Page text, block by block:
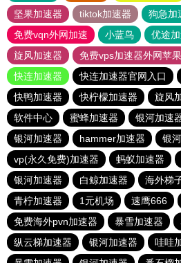
坚果加速器
tiktok加速器
狗急加
免费vqn外网加速
小蓝鸟 优途
旋风加速器
免费vps加速器外网苹
快连加速器
快连加速器官网入口
快鸭加速器
快柠檬加速器 旋风
软件中心
蜜蜂加速器 银河加速
银河加速器
hammer加速器
银
vp(永久免费)加速器
蚂蚁加速器
银河加速器
白鲸加速器 海外梯
青柠加速器
1元机场 速鹰666
免费海外pvn加速器
暴雪加速器
纵云梯加速器
银河加速器 哇哇